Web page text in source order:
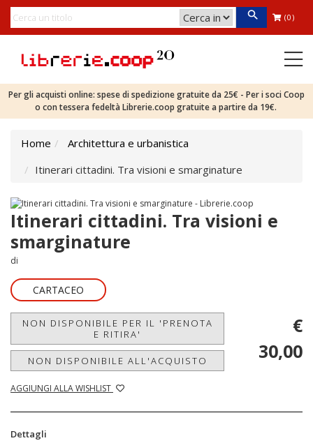
(0)
Per gli acquisti online: spese di spedizione gratuite da 25€ - Per i soci Coop
o con tessera fedeltà Librerie.coop gratuite a partire da 19€.
Home
Architettura e urbanistica
Itinerari cittadini. Tra visioni e smarginature
Itinerari cittadini. Tra visioni e
smarginature
di
CARTACEO
NON DISPONIBILE PER IL 'PRENOTA
E RITIRA'
NON DISPONIBILE ALL'ACQUISTO
AGGIUNGI ALLA WISHLIST
€
30,00
Dettagli